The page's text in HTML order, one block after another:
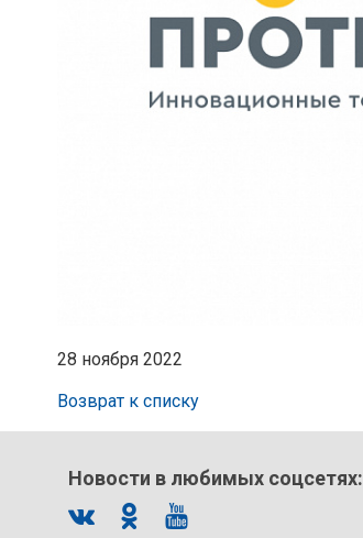
28 ноября 2022
Возврат к списку
Новости в любимых соцсетях: